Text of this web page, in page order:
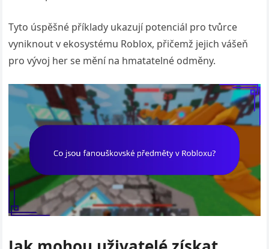
Tyto úspěšné příklady ukazují potenciál pro tvůrce
vyniknout v ekosystému Roblox, přičemž jejich vášeň
pro vývoj her se mění na hmatatelné odměny.